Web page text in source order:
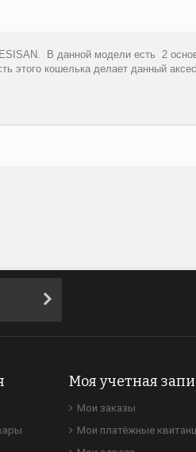
. В данной модели есть 2
этого кошелька делает данный
Моя учетная
Мои заказы
Мои платёжные